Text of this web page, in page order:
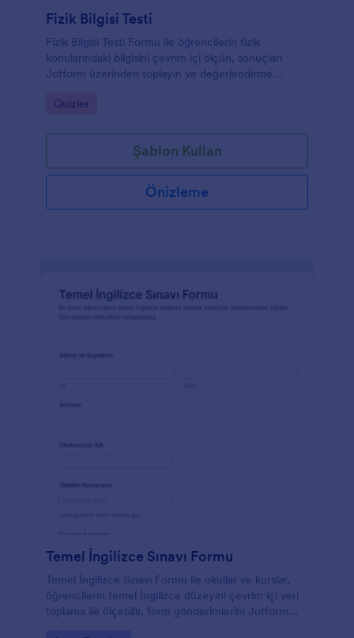
Fizik Bilgisi Testi
Fizik Bilgisi Testi Formu ile öğrencilerin fizik
konularındaki bilgisini çevrim içi ölçün, sonuçları
Jotform üzerinden toplayın ve değerlendirme
özelleştirin.
Go to Category:
Quizler
Şablon Kullan
Önizleme
Temel İngilizce Sınavı Formu
Temel İngilizce Sınavı Formu ile okullar ve kurslar,
öğrencilerin temel İngilizce düzeyini çevrim içi veri
toplama ile ölçebilir, form gönderimlerini Jotform